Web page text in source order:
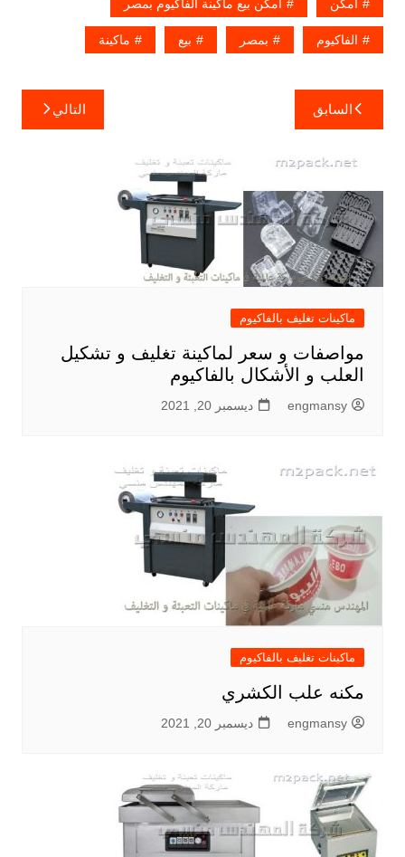
أمكن أمكن بيع ماكينة الفاكيوم بمصر
الفاكيوم بمصر بيع ماكينة
تصفّح
المقالات
السابق التالي
ماكينات تغليف بالفاكيوم
مواصفات و سعر لماكينة تغليف و تشكيل
العلب و الأشكال بالفاكيوم
engmansy ديسمبر 20, 2021
ماكينات تغليف بالفاكيوم
مكنه علب الكشري
engmansy ديسمبر 20, 2021